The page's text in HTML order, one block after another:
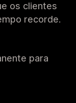
os clientes
recorde.
para